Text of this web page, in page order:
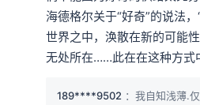
海德格尔关于“好奇”的说法
世界之中，涣散在新的可能
无处所在……此在在这种方式
189****9502 ：我自知浅薄.